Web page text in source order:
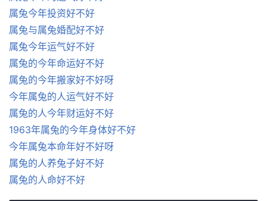
属兔今年投资好不好
属兔与属兔婚配好不好
属兔今年运气好不好
属兔的今年命运好不好
属兔的今年搬家好不好呀
今年属兔的人运气好不好
属兔的人今年财运好不好
1963年属兔的今年身体好不好
今年属兔本命年好不好呀
属兔的人养兔子好不好
属兔的人命好不好